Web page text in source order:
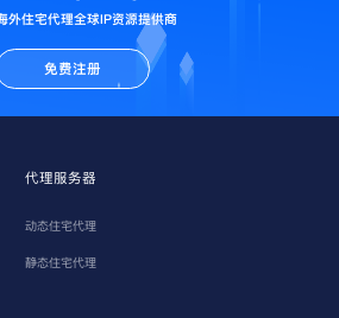
外住宅代理全球IP资源提供商
免费注册
代理服务器
动态住宅代理
静态住宅代理